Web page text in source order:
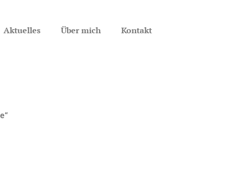
Aktuelles Über mich Kontakt